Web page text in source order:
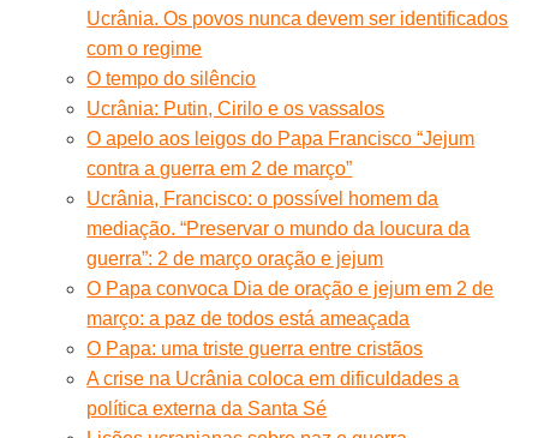
Ucrânia. Os povos nunca devem ser identificados
com o regime
O tempo do silêncio
Ucrânia: Putin, Cirilo e os vassalos
O apelo aos leigos do Papa Francisco “Jejum
contra a guerra em 2 de março”
Ucrânia, Francisco: o possível homem da
mediação. “Preservar o mundo da loucura da
guerra”: 2 de março oração e jejum
O Papa convoca Dia de oração e jejum em 2 de
março: a paz de todos está ameaçada
O Papa: uma triste guerra entre cristãos
A crise na Ucrânia coloca em dificuldades a
política externa da Santa Sé